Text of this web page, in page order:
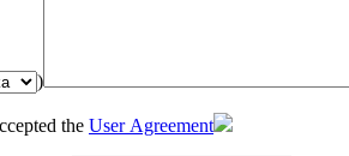
)
the User Agreement